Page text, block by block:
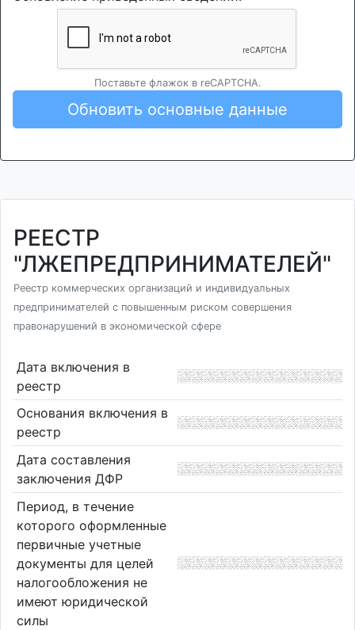
Поставьте флажок в reCAPTCHA.
Обновить основные данные
РЕЕСТР
"ЛЖЕПРЕДПРИНИМАТЕЛЕЙ"
Реестр коммерческих организаций и индивидуальных
предпринимателей с повышенным риском совершения
правонарушений в экономической сфере
Дата включения в
реестр
Основания включения в
реестр
Дата составления
заключения ДФР
Период, в течение
которого оформленные
первичные учетные
документы для целей
налогообложения не
имеют юридической
силы